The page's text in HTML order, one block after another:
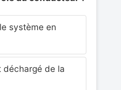
système en
déchargé de la